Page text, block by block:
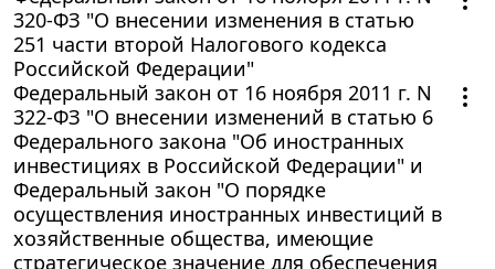
320-ФЗ "О внесении изменения в статью
251 части второй Налогового кодекса
Российской Федерации"
Федеральный закон от 16 ноября 2011 г. N
322-ФЗ "О внесении изменений в статью 6
Федерального закона "Об иностранных
инвестициях в Российской Федерации" и
Федеральный закон "О порядке
осуществления иностранных инвестиций в
хозяйственные общества, имеющие
стратегическое значение для обеспечения